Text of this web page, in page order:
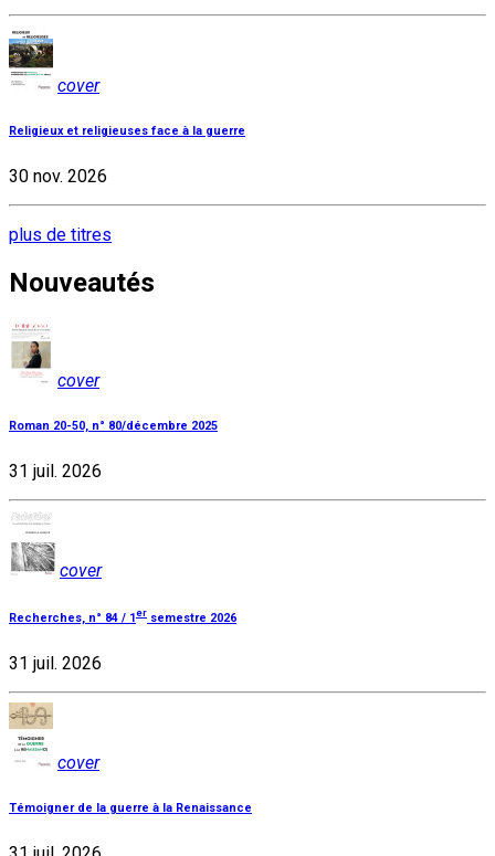
cover
Religieux et religieuses face à la guerre
30 nov. 2026
plus de titres
Nouveautés
cover
Roman 20-50, n° 80/décembre 2025
31 juil. 2026
cover
Recherches, n° 84 / 1 er semestre 2026
31 juil. 2026
cover
Témoigner de la guerre à la Renaissance